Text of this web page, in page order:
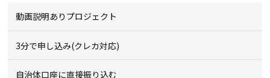
動画説明ありプロジェクト
3分で申し込み(クレカ対応)
自治体口座に直接振り込む